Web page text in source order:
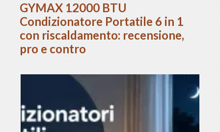
GYMAX 12000 BTU
Condizionatore Portatile 6 in 1
con riscaldamento: recensione,
pro e contro